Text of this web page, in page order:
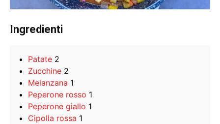
Ingredienti
Patate 2
Zucchine 2
Melanzana 1
Peperone rosso 1
Peperone giallo 1
Cipolla rossa 1